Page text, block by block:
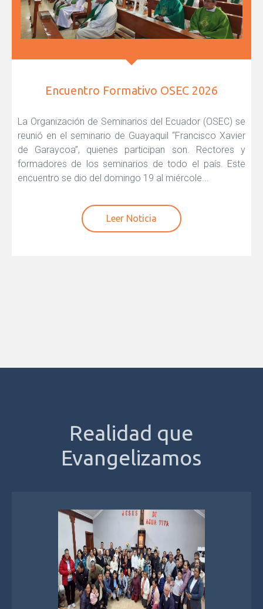
Encuentro Formativo OSEC 2026
La Organización de Seminarios del Ecuador (OSEC) se
reunió en el seminario de Guayaquil “Francisco Xavier
de Garaycoa”, quienes participan son. Rectores y
formadores de los seminarios de todo el país. Este
encuentro se dio del domingo 19 al miércole...
Leer Noticia
Realidad que
Evangelizamos